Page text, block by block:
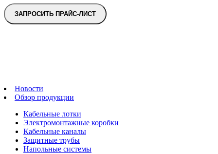
ЗАПРОСИТЬ ПРАЙС-ЛИСТ
Новости
Обзор продукции
Кабельные лотки
Электромонтажные коробки
Кабельные каналы
Защитные трубы
Напольные системы